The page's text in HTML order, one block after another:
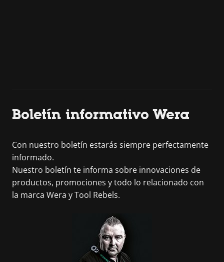
Boletín informativo Wera
Con nuestro boletín estarás siempre perfectamente
informado.
Nuestro boletín te informa sobre innovaciones de
productos, promociones y todo lo relacionado con
la marca Wera y Tool Rebels.